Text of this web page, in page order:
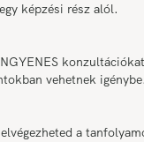
képzési rész alól.
konzultációkat
vehetnek
a